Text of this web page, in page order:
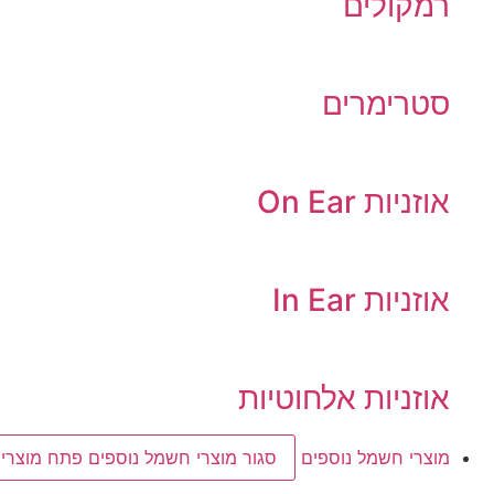
סטרימרים
אוזניות On Ear
אוזניות In Ear
אוזניות אלחוטיות
מוצרי חשמל נוספים סגור מוצרי חשמל נוספים פתח